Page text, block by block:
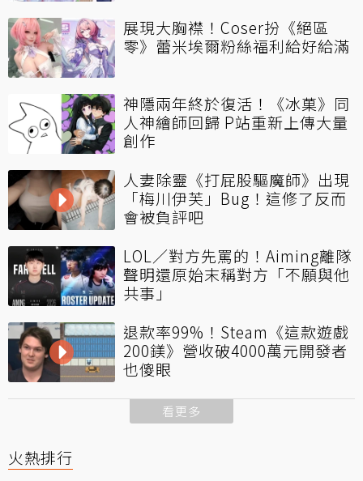
展現大胸襟！Coser扮《絕區
零》蕾米埃爾粉絲福利給好給滿
神隱兩年終於復活！《冰菓》同
人神繪師回歸 P站重新上傳大量
創作
人妻除靈《打屁股驅魔師》出現
「梅川伊芙」Bug！這修了反而
會被負評吧
LOL／對方先罵的！Aiming離隊
聲明還原始末稱對方「不願與他
共事」
退款率99%！Steam《這款遊戲
200鎂》營收破4000萬元開發者
也傻眼
看更多
火熱排行